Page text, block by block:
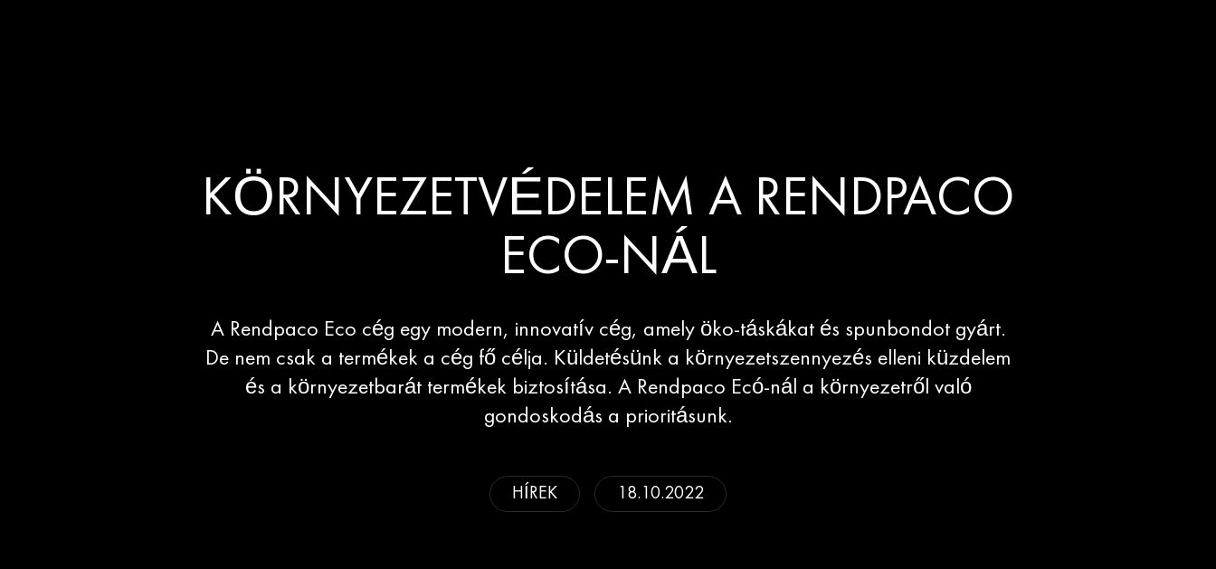
KÖRNYEZETVÉDELEM A RENDPACO
ECO-NÁL
A Rendpaco Eco cég egy modern, innovatív cég, amely öko-táskákat és spunbondot gyárt.
De nem csak a termékek a cég fő célja. Küldetésünk a környezetszennyezés elleni küzdelem
és a környezetbarát termékek biztosítása. A Rendpaco Ecó-nál a környezetről való
gondoskodás a prioritásunk.
HÍREK 18.10.2022